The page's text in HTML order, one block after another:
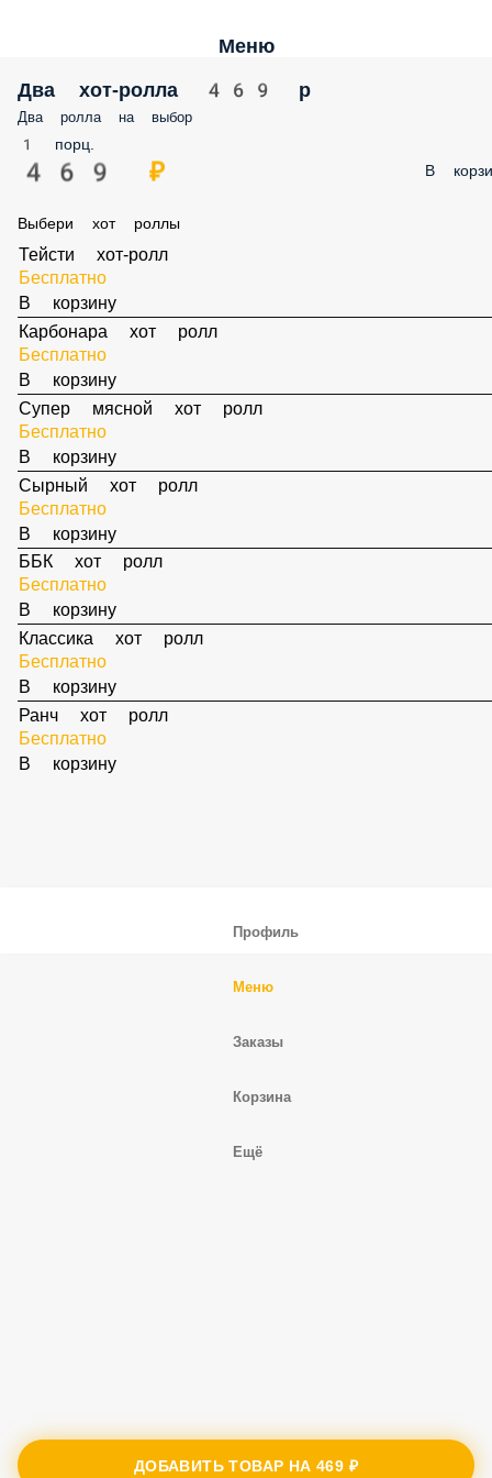
Меню
Два хот-ролла 469 р
Два ролла на выбор
1 порц.
469 ₽ В
Выбери хот роллы
Тейсти хот-ролл
Бесплатно
В корзину
Карбонара хот ролл
Бесплатно
В корзину
Супер мясной хот ролл
Бесплатно
В корзину
Сырный хот ролл
Бесплатно
В корзину
ББК хот ролл
Бесплатно
Классика хот ролл
Бесплатно
В корзину
ДОБАВИТЬ ТОВАР НА469 ₽
Профиль
Меню
Заказы